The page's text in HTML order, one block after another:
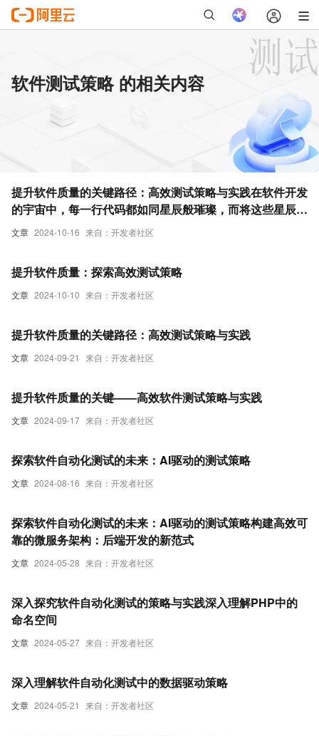
软件测试策略 的相关内容
文章 2024-10-16 来自：开发者社区
提升软件质量的关键路径：高效测试策略与实践在软件开发
的宇宙中，每一行代码都如同星辰般璀璨，而将这些星辰编
织成星系的过程，则依赖于严谨而高效的测试策略。本文将
的步伐，最终实现质量与效率的双重飞跃。
文章 2024-10-10 来自：开发者社区
提升软件质量：探索高效测试策略
文章 2024-09-21 来自：开发者社区
提升软件质量的关键路径：高效测试策略与实践
文章 2024-09-17 来自：开发者社区
提升软件质量的关键——高效软件测试策略与实践
文章 2024-08-16 来自：开发者社区
探索软件自动化测试的未来：AI驱动的测试策略
文章 2024-05-28 来自：开发者社区
探索软件自动化测试的未来：AI驱动的测试策略构建高效可
靠的微服务架构：后端开发的新范式
文章 2024-05-27 来自：开发者社区
深入探究软件自动化测试的策略与实践深入理解PHP中的
命名空间
文章 2024-05-21 来自：开发者社区
深入理解软件自动化测试中的数据驱动策略